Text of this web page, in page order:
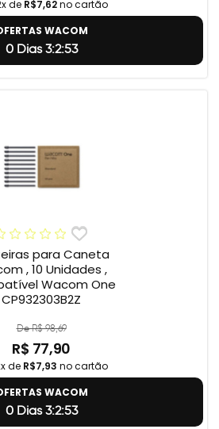
de R$7,62no cartão
WACOM
0 Dias 3:2:52
para Caneta
, 10 Unidades ,
Wacom One
CP932303B2Z
De R$ 98,69
R$ 77,90
de R$7,93 no cartão
WACOM
0 Dias 3:2:52